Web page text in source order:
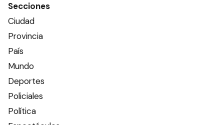
Secciones
Ciudad
Provincia
País
Mundo
Deportes
Policiales
Política